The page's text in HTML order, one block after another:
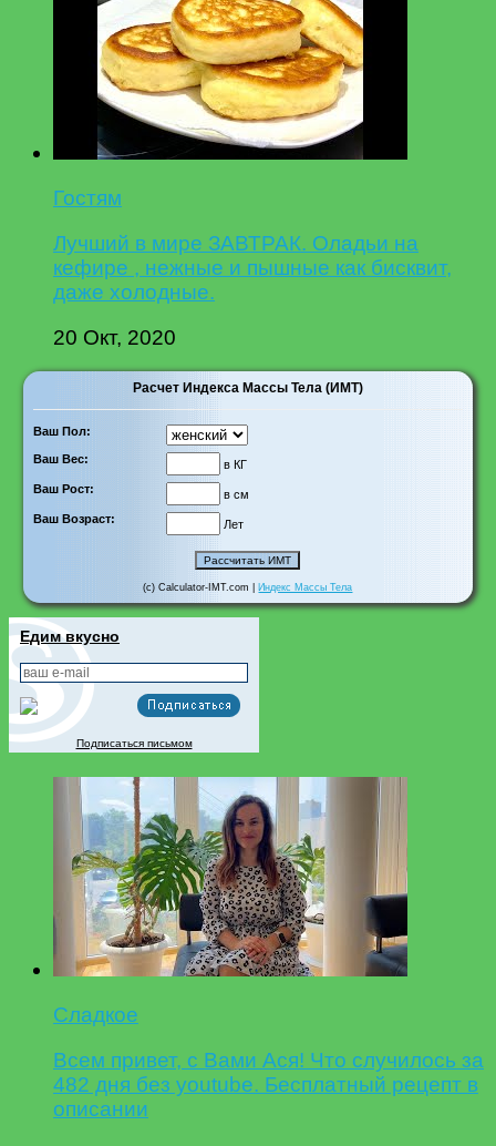
Гостям
Лучший в мире ЗАВТРАК. Оладьи на
кефире , нежные и пышные как бисквит,
даже холодные.
20 Окт, 2020
Расчет Индекса Массы Тела (ИМТ)
Ваш Пол:
Ваш Вес:
в КГ
Ваш Рост:
в см
Ваш Возраст:
Лет
(c) Calculator-IMT.com | Индекс Массы Тела
Едим вкусно
Подписаться письмом
Сладкое
Всем привет, с Вами Ася! Что случилось за
482 дня без youtube. Бесплатный рецепт в
описании